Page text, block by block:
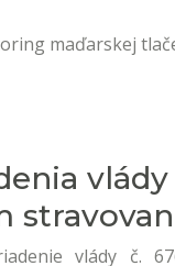
maďarskej
vlády
vlády č.